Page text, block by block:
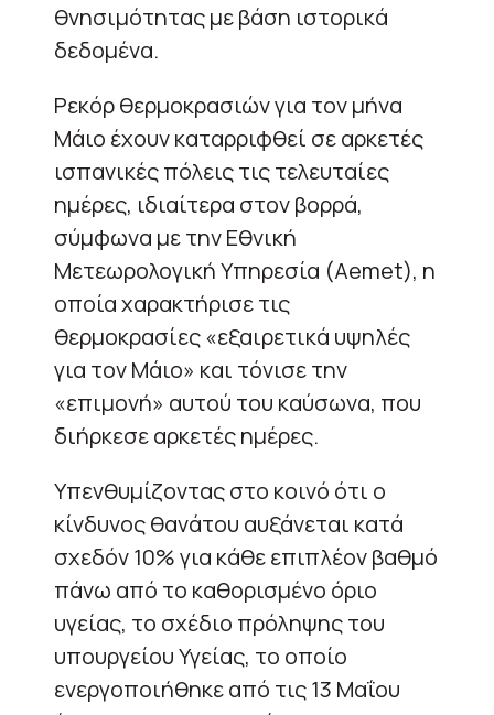
θνησιμότητας με βάση ιστορικά
δεδομένα.
Ρεκόρ θερμοκρασιών για τον μήνα
Μάιο έχουν καταρριφθεί σε αρκετές
ισπανικές πόλεις τις τελευταίες
ημέρες, ιδιαίτερα στον βορρά,
σύμφωνα με την Εθνική
Μετεωρολογική Υπηρεσία (Aemet), η
οποία χαρακτήρισε τις
θερμοκρασίες «εξαιρετικά υψηλές
για τον Μάιο» και τόνισε την
«επιμονή» αυτού του καύσωνα, που
διήρκεσε αρκετές ημέρες.
Υπενθυμίζοντας στο κοινό ότι ο
κίνδυνος θανάτου αυξάνεται κατά
σχεδόν 10% για κάθε επιπλέον βαθμό
πάνω από το καθορισμένο όριο
υγείας, το σχέδιο πρόληψης του
υπουργείου Υγείας, το οποίο
ενεργοποιήθηκε από τις 13 Μαΐου